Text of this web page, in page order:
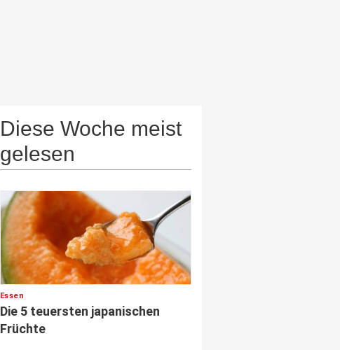
Diese Woche meist
gelesen
Essen
Die 5 teuersten japanischen
Früchte